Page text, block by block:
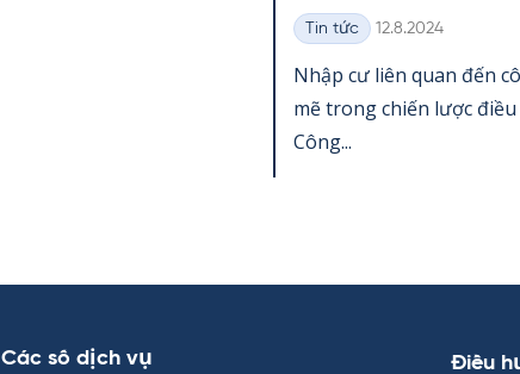
Thể
loại
Tin tức Kirjoitettu
12.8.2024
Nhập cư liên quan đến
mẽ trong chiến lược
Công...
Các số dịch vụ Điều